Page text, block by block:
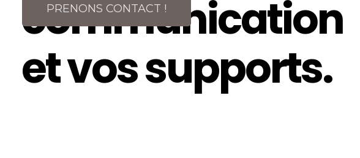
communication
et vos supports.
PRENONS CONTACT !